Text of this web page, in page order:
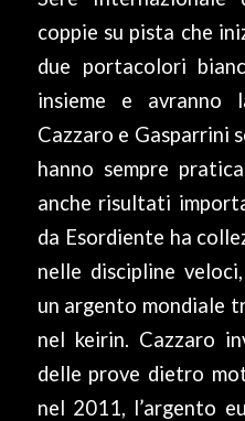
coppie su pista che
due portacolori
insieme e avranno
Cazzaro e Gasparrini
hanno sempre
anche risultati
da Esordiente ha
nelle discipline
un argento mondiale
nel keirin. Cazzaro
delle prove dietro
nel 2011, l’argento